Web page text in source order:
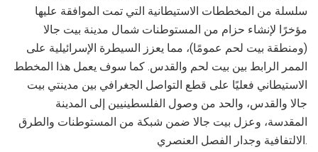
سلسلة من المخططات الاستيطانية التي تمت الموافقة عليها
مؤخرًا لإنشاء حزام من المستوطنات شمال مدينة بيت جالا
(ومنطقة بيت لحم عمومًا)، مما يعزز السيطرة الإسرائيلية على
الممر الرابط بين بيت لحم والقدس. كما سوف يعمل هذا المخطط
الاستيطاني فعليًا على قطع التواصل الجغرافي بين مدينتي بيت
جالا والقدس، والحد من وصول الفلسطينيين إلى المدينة
المقدسة، وعزل بيت جالا ضمن شبكة من المستوطنات والطرق
الالتفافية وجدار الفصل العنصري.